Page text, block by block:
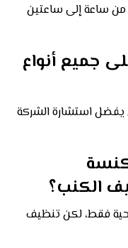
ساعة إلى ساعتين
جميع أنواع
يفضل استشارة الشركة
الكنب؟
فقط، لكن تنظيف